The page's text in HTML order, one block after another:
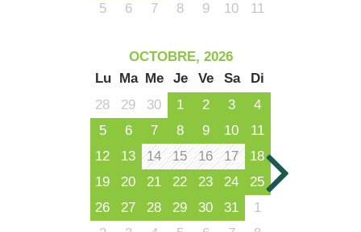
5
6 7 8 9 10 11
OCTOBRE, 2026
Lu
Ma Me Je Ve Sa
Di
28
29 30 1 2 3
4
5
6 7 8 9 10
11
12
13 14 15 16 17
18
19
20 21 22 23 24
25
26
27 28 29 30 31
1